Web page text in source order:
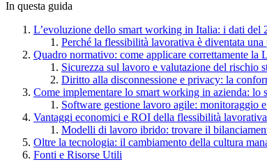
In questa guida
L’evoluzione dello smart working in Italia: i dati del
Perché la flessibilità lavorativa è diventata
Quadro normativo: come applicare correttamente la
Sicurezza sul lavoro e valutazione del rischio
Diritto alla disconnessione e privacy: la
Come implementare lo smart working in azienda: lo
Software gestione lavoro agile: monitoraggio
Vantaggi economici e ROI della flessibilità lavorativa
Modelli di lavoro ibrido: trovare il
Oltre la tecnologia: il cambiamento della cultura
Fonti e Risorse Utili